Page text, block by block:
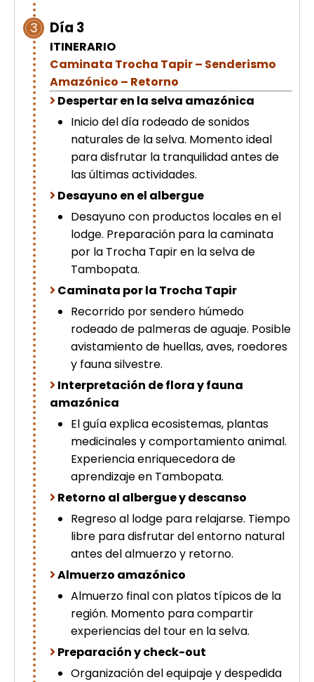
3 Día 3
ITINERARIO
Caminata Trocha Tapir – Senderismo
Amazónico – Retorno
Despertar en la selva amazónica
Inicio del día rodeado de sonidos
naturales de la selva. Momento ideal
para disfrutar la tranquilidad antes de
las últimas actividades.
Desayuno en el albergue
Desayuno con productos locales en el
lodge. Preparación para la caminata
por la Trocha Tapir en la selva de
Tambopata.
Caminata por la Trocha Tapir
Recorrido por sendero húmedo
rodeado de palmeras de aguaje. Posible
avistamiento de huellas, aves, roedores
y fauna silvestre.
Interpretación de flora y fauna
amazónica
El guía explica ecosistemas, plantas
medicinales y comportamiento animal.
Experiencia enriquecedora de
aprendizaje en Tambopata.
Retorno al albergue y descanso
Regreso al lodge para relajarse. Tiempo
libre para disfrutar del entorno natural
antes del almuerzo y retorno.
Almuerzo amazónico
Almuerzo final con platos típicos de la
región. Momento para compartir
experiencias del tour en la selva.
Preparación y check-out
Organización del equipaje y despedida